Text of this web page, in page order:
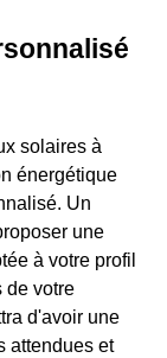
solaires à
énergétique
Un
une
à votre profil
de votre
d'avoir une
attendues et